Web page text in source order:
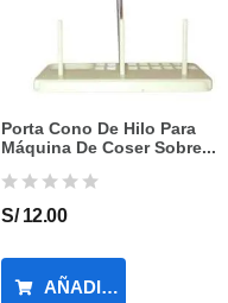
Porta Cono De Hilo Para
Máquina De Coser Sobre...
S/ 12.00
AÑADIR AL CARRITO